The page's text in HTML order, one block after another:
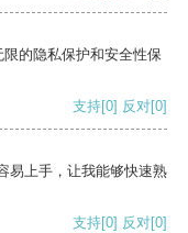
的隐私保护和安全性保
支持[0] 反对[0]
易上手，让我能够快速熟
支持[0] 反对[0]